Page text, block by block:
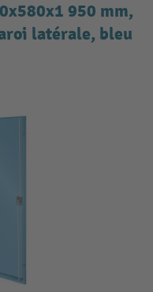
950 mm,
latérale, bleu